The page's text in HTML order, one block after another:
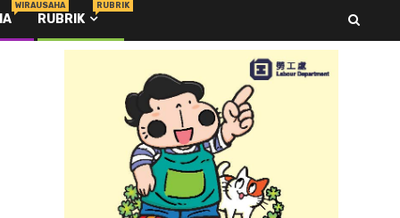
WIRAUSAHA
RUBRIK
RUBRIK